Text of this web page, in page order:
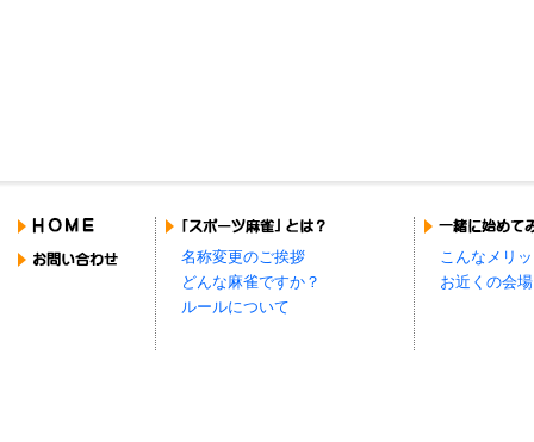
名称変更のご挨拶
どんな麻雀ですか？
ルールについて
こんなメリ
お近くの会